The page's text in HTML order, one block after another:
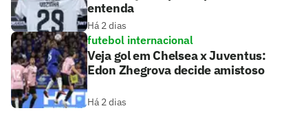
entenda
Há 2 dias
futebol internacional
Veja gol em Chelsea x Juventus:
Edon Zhegrova decide amistoso
Há 2 dias